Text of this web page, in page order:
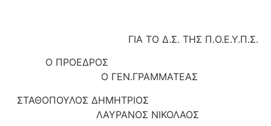
ΓΙΑ ΤΟ Δ.Σ. ΤΗΣ Π.Ο.Ε.Υ.Π.Σ.
Ο ΠΡΟΕΔΡΟΣ
Ο ΓΕΝ.ΓΡΑΜΜΑΤΕΑΣ
ΣΤΑΘΟΠΟΥΛΟΣ ΔΗΜΗΤΡΙΟΣ
ΛΑΥΡΑΝΟΣ ΝΙΚΟΛΑΟΣ